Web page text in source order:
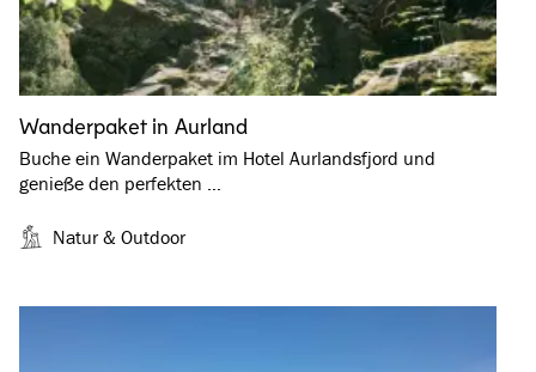
Wanderpaket in Aurland
Buche ein Wanderpaket im Hotel Aurlandsfjord und
genieße den perfekten …
Natur & Outdoor